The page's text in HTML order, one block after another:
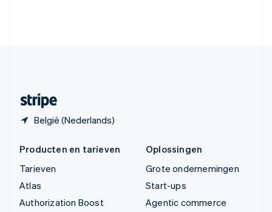
België (Nederlands)
Producten en tarieven
Tarieven
Atlas
Authorization Boost
Oplossingen
Grote ondernemingen
Start-ups
Agentic commerce